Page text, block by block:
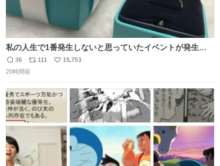
私の人生で1番発生しないと思っていたイベントが発生し
ました
返
信
36
リ
ポ
ト
数
111
い
数
15,753
20時間前